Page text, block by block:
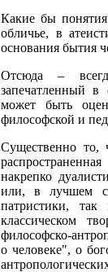
Какие бы понятия
обличье, в
основания бытия
Отсюда –
запечатленный в
может быть
философской и
Существенно то,
накрепко
или, в лучшем
патристики,
классическом
философско-
о человеке", о